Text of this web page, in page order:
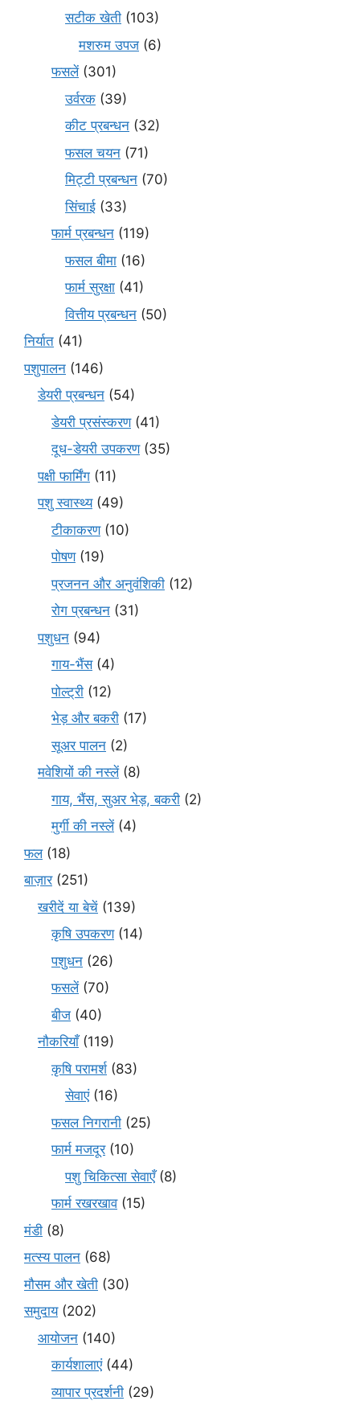
सटीक खेती (103)
मशरुम उपज (6)
फसलें(301)
उर्वरक (39)
कीट प्रबन्धन (32)
फसल चयन (71)
मि‌ट्टी प्रबन्धन (70)
सिंचाई (33)
फार्म प्रबन्धन (119)
फसल बीमा (16)
फार्म सुरक्षा (41)
वित्तीय प्रबन्धन (50)
निर्यात (41)
पशुपालन (146)
डेयरी प्रबन्धन (54)
डेयरी प्रसंस्करण(41)
दूध-डेयरी उपकरण(35)
पक्षी फार्मिंग (11)
पशु स्वास्थ्य(49)
टीकाकरण(10)
पोषण(19)
प्रजनन और अनुवंशिकी (12)
रोग प्रबन्धन (31)
पशुधन (94)
गाय-भैंस(4)
पोल्ट्री (12)
भेड़ और बकरी (17)
सूअर पालन (2)
मवेशियों की नस्लें(8)
गाय, भैंस, सुअर भेड़, बकरी (2)
मुर्गी की नस्लें(4)
फल(18)
बाज़ार(251)
खरीदें या बेचें (139)
कृषि उपकरण(14)
पशुधन (26)
फसलें(70)
बीज (40)
नौकरियाँ(119)
कृषि परामर्श(83)
सेवाएं(16)
फसल निगरानी (25)
फार्म मजदूर(10)
पशु चिकित्सा सेवाएँ(8)
फार्म रखरखाव(15)
मंडी (8)
मत्स्य पालन (68)
मौसम और खेती (30)
समुदाय(202)
आयोजन (140)
कार्यशालाएं(44)
व्यापार प्रदर्शनी (29)